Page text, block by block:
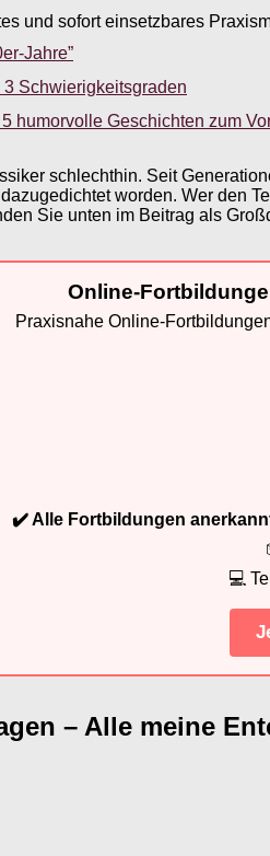
und sofort einsetzbares
Jahre”
Schwierigkeitsgraden
humorvolle Geschichten zum
schlechthin. Seit
worden. Wer den
Sie unten im Beitrag als
Online-
Praxisnahe Online-
✔️ Alle Fortbildungen
💻
– Alle meine